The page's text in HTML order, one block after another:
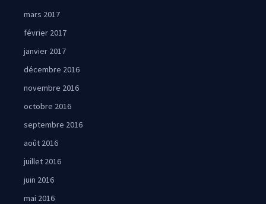
mars 2017
février 2017
janvier 2017
décembre 2016
novembre 2016
octobre 2016
septembre 2016
août 2016
juillet 2016
juin 2016
mai 2016